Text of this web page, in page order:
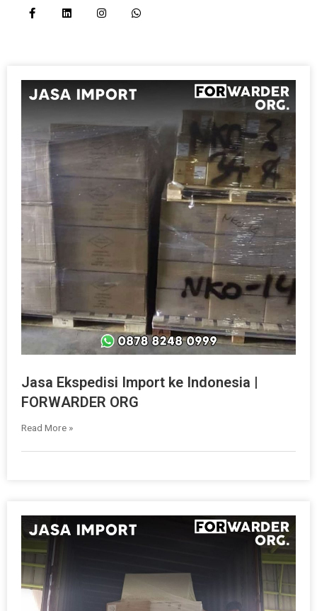
Jasa Ekspedisi Import ke Indonesia |
FORWARDER ORG
Read More »